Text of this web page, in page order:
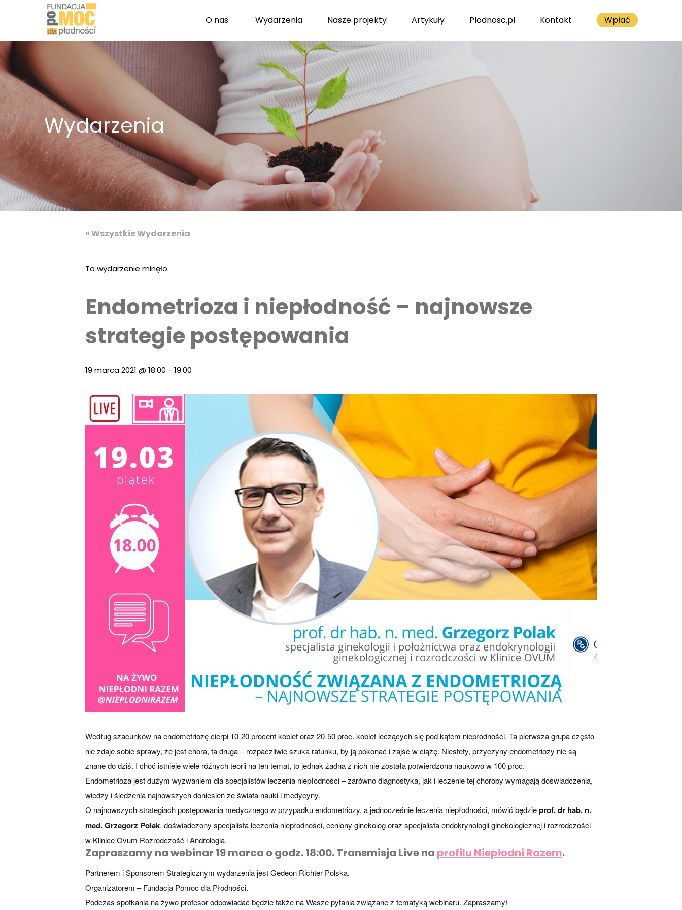
O nas Wydarzenia Nasze projekty Artykuły Plodnosc.pl Kontakt Wpłać
Wydarzenia
« Wszystkie Wydarzenia
To wydarzenie minęło.
Endometrioza i niepłodność – najnowsze
strategie postępowania
19 marca 2021 @ 18:00 - 19:00
Według szacunków na endometriozę cierpi 10-20 procent kobiet oraz 20-50 proc. kobiet leczących się pod kątem niepłodności. Ta pierwsza grupa często
nie zdaje sobie sprawy, że jest chora, ta druga – rozpaczliwie szuka ratunku, by ją pokonać i zajść w ciążę. Niestety, przyczyny endometriozy nie są
znane do dziś. I choć istnieje wiele różnych teorii na ten temat, to jednak żadna z nich nie została potwierdzona naukowo w 100 proc.
Endometrioza jest dużym wyzwaniem dla specjalistów leczenia niepłodności – zarówno diagnostyka, jak i leczenie tej choroby wymagają doświadczenia,
wiedzy i śledzenia najnowszych doniesień ze świata nauki i medycyny.
O najnowszych strategiach postępowania medycznego w przypadku endometriozy, a jednocześnie leczenia niepłodności, mówić będzieprof. dr hab. n.
med. Grzegorz Polak, doświadczony specjalista leczenia niepłodności, ceniony ginekolog oraz specjalista endokrynologii ginekologicznej i rozrodczości
w Klinice Ovum Rozrodczość i Andrologia.
Zapraszamy na webinar 19 marca o godz. 18:00. Transmisja Live na profilu Niepłodni Razem.
Partnerem i Sponsorem Strategicznym wydarzenia jest Gedeon Richter Polska.
Organizatorem – Fundacja Pomoc dla Płodności.
Podczas spotkania na żywo profesor odpowiadać będzie także na Wasze pytania związane z tematyką webinaru. Zapraszamy!